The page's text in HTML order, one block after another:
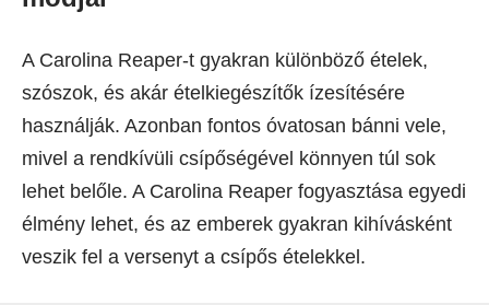
A Carolina Reaper-t gyakran különböző ételek,
szószok, és akár ételkiegészítők ízesítésére
használják. Azonban fontos óvatosan bánni vele,
mivel a rendkívüli csípőségével könnyen túl sok
lehet belőle. A Carolina Reaper fogyasztása egyedi
élmény lehet, és az emberek gyakran kihívásként
veszik fel a versenyt a csípős ételekkel.